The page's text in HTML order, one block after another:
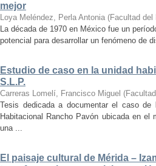
mejor
Loya Meléndez, Perla Antonia (Facultad del
La década de 1970 en México fue un
potencial para desarrollar un fenómeno de
Estudio de caso en la unidad
S.L.P.
Carreras Lomelí, Francisco Miguel (
Tesis dedicada a documentar el caso
Habitacional Rancho Pavón ubicada en
una ...
El paisaje cultural de Mérida –